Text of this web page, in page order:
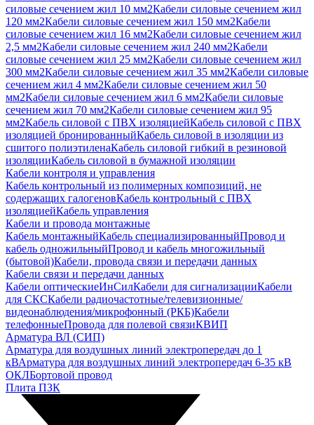
силовые сечением жил 10 мм2Кабели силовые сечением жил
120 мм2Кабели силовые сечением жил 150 мм2Кабели
силовые сечением жил 16 мм2Кабели силовые сечением жил
2,5 мм2Кабели силовые сечением жил 240 мм2Кабели
силовые сечением жил 25 мм2Кабели силовые сечением жил
300 мм2Кабели силовые сечением жил 35 мм2Кабели силовые
сечением жил 4 мм2Кабели силовые сечением жил 50
мм2Кабели силовые сечением жил 6 мм2Кабели силовые
сечением жил 70 мм2Кабели силовые сечением жил 95
мм2Кабель силовой с ПВХ изоляциейКабель силовой с ПВХ
изоляцией бронированныйКабель силовой в изоляции из
сшитого полиэтиленаКабель силовой гибкий в резиновой
изоляцииКабель силовой в бумажной изоляции
Кабели контроля и управления
Кабель контрольный из полимерных композиций, не
содержащих галогеновКабель контрольный с ПВХ
изоляциейКабель управления
Кабели и провода монтажные
Кабель монтажныйКабель специализированныйПровод и
кабель одножильныйПровод и кабель многожильный
(бытовой)Кабели, провода связи и передачи данных
Кабели связи и передачи данных
Кабели оптическиеИнСилКабели для сигнализацииКабели
для СКСКабели радиочастотные/телевизионные/
видеонаблюдения/микрофонный (РКБ)Кабели
телефонныеПровода для полевой связиКВИП
Арматура ВЛ (СИП)
Арматура для воздушных линий электропередач до 1
кВАрматура для воздушных линий электропередач 6-35 кВ
ОКЛБортовой провод
Плита ПЗК